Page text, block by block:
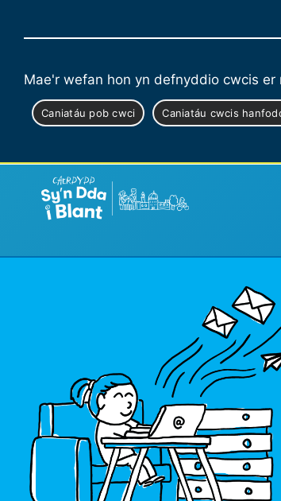
Mae'r wefan hon yn defnyddio cwcis
Caniatáu pob cwci Caniatáu cwcis